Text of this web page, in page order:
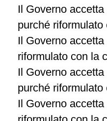
Il Governo
purché
Il Governo
riformulato con la
Il Governo
purché
Il Governo